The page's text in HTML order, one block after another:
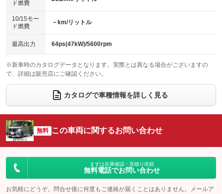
電動格納ミラー
：装備あり
パワーシート
ベンチシート
：装備あり
チップアップシート
：装備なし
：装備なし ：装備あり
ウォークスルー
：装備なし
電動リアゲート フロントカメラ
：装備あり
：装備なし ：装備あり
サイドカメラ
：装備あり ルーフレール
：装備なし
：装備なし
：装備なし
ド燃費
10/15モー
ド燃費
－km/リットル
最高出力 64ps(47kW)/5600rpm
※新車時のカタログデータとなります。実際とは異なる場合がございますの
で、詳細は販売店にご確認ください。
カタログで車種情報を詳しく見る
無料 この車両に関するお問い合わせ
まずは在庫確認・見積り依頼
無料電話でお問い合わせ
お気軽にどうぞ。問合せ後に何度もご連絡が届くことはありません。メールア